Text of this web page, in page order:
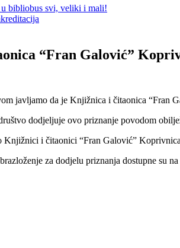
bibliobus svi, veliki i mali!
“Fran Galović”
javljamo da je Knjižnica i čitaonica “Fran
dodjeljuje ovo priznanje povodom
Knjižnici i čitaonici “Fran Galović”
za dodjelu priznanja dostupne su